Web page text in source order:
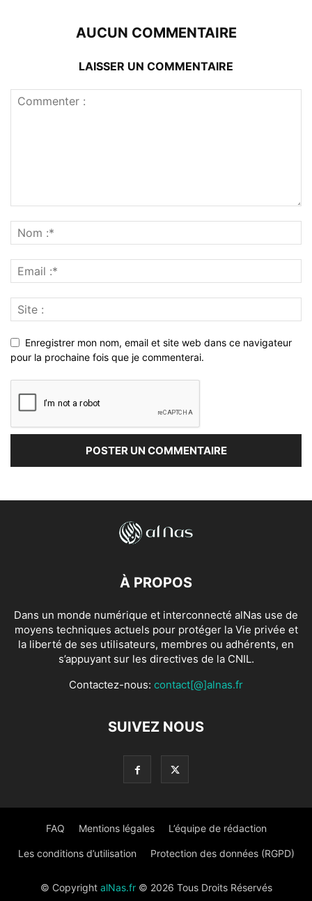
AUCUN COMMENTAIRE
LAISSER UN COMMENTAIRE
Enregistrer mon nom, email et site web dans ce navigateur
pour la prochaine fois que je commenterai.
À PROPOS
Dans un monde numérique et interconnecté alNas use de
moyens techniques actuels pour protéger la Vie privée et
la liberté de ses utilisateurs, membres ou adhérents, en
s’appuyant sur les directives de la CNIL.
Contactez-nous: contact[@]alnas.fr
SUIVEZ NOUS
FAQ Mentions légales L’équipe de rédaction
Les conditions d’utilisation Protection des données (RGPD)
© Copyright alNas.fr© 2026 Tous Droits Réservés